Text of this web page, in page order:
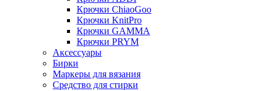
Крючки ChiaoGoo
Крючки KnitPro
Крючки GAMMA
Крючки PRYM
Аксессуары
Бирки
Маркеры для вязания
Средство для стирки